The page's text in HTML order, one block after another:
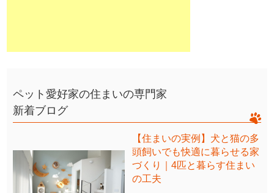
ペット愛好家の住まいの専門家
新着ブログ
【住まいの実例】犬と猫の多
頭飼いでも快適に暮らせる家
づくり｜4匹と暮らす住まい
の工夫